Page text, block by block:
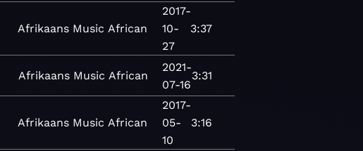
Afrikaans Music African
2017-
10-
27
3:37
Afrikaans Music African
2021-
07-16
3:31
Afrikaans Music African
2017-
05-
10
3:16